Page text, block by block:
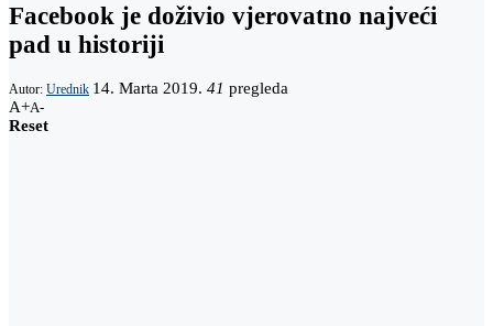
Facebook je doživio vjerovatno najveći
pad u historiji
Autor: Urednik 14. Marta 2019. 41 pregleda
A+A-
Reset